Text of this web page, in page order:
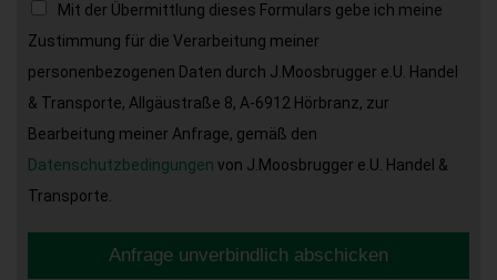
Mit der Übermittlung dieses Formulars gebe ich meine
Zustimmung für die Verarbeitung meiner
personenbezogenen Daten durch J.Moosbrugger e.U. Handel
& Transporte, Allgäustraße 8, A-6912 Hörbranz, zur
Bearbeitung meiner Anfrage, gemäß den
Datenschutzbedingungen von J.Moosbrugger e.U. Handel &
Transporte.
Anfrage unverbindlich abschicken